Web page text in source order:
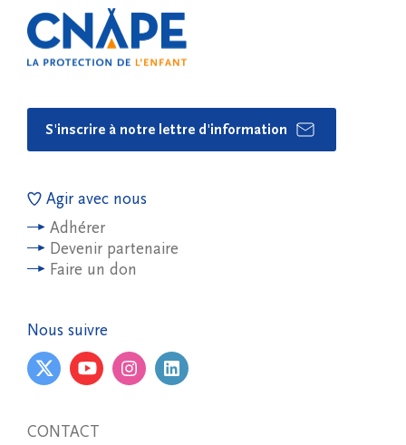
S'inscrire à notre lettre d'information
Agir avec nous
Adhérer
Devenir partenaire
Faire un don
Nous suivre
CONTACT